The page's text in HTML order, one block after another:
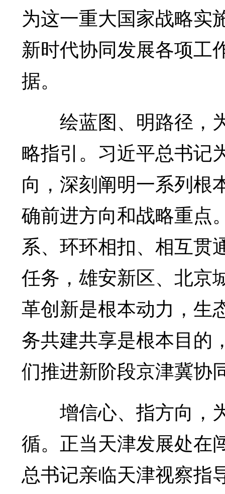
为这一重大国家战略实
新时代协同发展各项工
据。
绘蓝图、明路径，
略指引。习近平总书记
向，深刻阐明一系列根
确前进方向和战略重点
系、环环相扣、相互贯
任务，雄安新区、北京
革创新是根本动力，生
务共建共享是根本目的
们推进新阶段京津冀协
增信心、指方向，
循。正当天津发展处在
总书记亲临天津视察指